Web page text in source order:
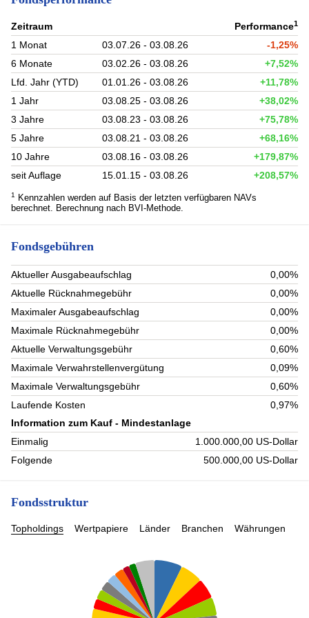
Zeitraum Performance1
1 Monat 03.07.26 - 03.08.26
-1,25%
6 Monate
03.02.26 - 03.08.26
+7,52%
Lfd. Jahr (YTD)
01.01.26 - 03.08.26
+11,78%
1 Jahr
03.08.25 - 03.08.26
+38,02%
3 Jahre
03.08.23 - 03.08.26
+75,78%
5 Jahre
03.08.21 - 03.08.26
+68,16%
10 Jahre
03.08.16 - 03.08.26
+179,87%
seit Auflage
15.01.15 - 03.08.26 +208,57%
1
Kennzahlen werden auf Basis der letzten verfügbaren NAVs
berechnet. Berechnung nach BVI-Methode.
Fondsgebühren
Aktueller Ausgabeaufschlag
0,00%
Aktuelle Rücknahmegebühr
0,00%
Maximaler Ausgabeaufschlag
0,00%
Maximale Rücknahmegebühr
0,00%
Aktuelle Verwaltungsgebühr
0,60%
Maximale Verwahrstellenvergütung
0,09%
Maximale Verwaltungsgebühr
0,60%
Laufende Kosten
0,97%
Information zum Kauf - Mindestanlage
Einmalig
1.000.000,00 US-Dollar
Folgende
500.000,00 US-Dollar
Fondsstruktur
Topholdings Wertpapiere Länder Branchen Währungen